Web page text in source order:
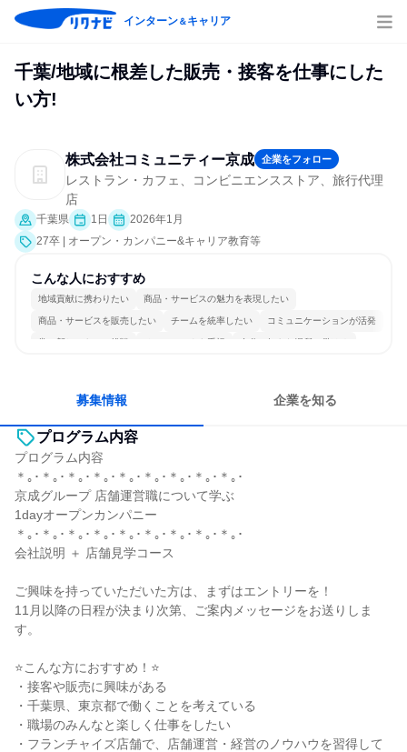
インターン＆キャリア
千葉/地域に根差した販売・接客を仕事にした
い方!
株式会社コミュニティー京成 企業をフォロー
レストラン・カフェ、コンビニエンスストア、旅行代理
店
千葉県 1日
2026年1月
27卒 | オープン・カンパニー&キャリア教育等
こんな人におすすめ
地域貢献に携わりたい 商品・サービスの魅力を表現したい
商品・サービスを販売したい チームを統率したい コミュニケーションが活発
常に新しいものに挑戦 チームワークを重視 自分の好きな場所で働ける
募集情報 企業を知る
プログラム内容
プログラム内容
＊｡･＊｡･＊｡･＊｡･＊｡･＊｡･＊｡･＊｡･＊｡･
京成グループ 店舗運営職について学ぶ
1dayオープンカンパニー
＊｡･＊｡･＊｡･＊｡･＊｡･＊｡･＊｡･＊｡･＊｡･
会社説明 ＋ 店舗見学コース
ご興味を持っていただいた方は、まずはエントリーを！
11月以降の日程が決まり次第、ご案内メッセージをお送りしま
す。
⭐こんな方におすすめ！⭐
・接客や販売に興味がある
・千葉県、東京都で働くことを考えている
・職場のみんなと楽しく仕事をしたい
・フランチャイズ店舗で、店舗運営・経営のノウハウを習得して